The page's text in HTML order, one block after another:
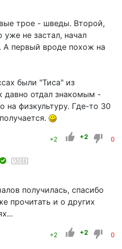
трое - шведы. Второй,
уже не застал, начал
первый вроде похож на
были "Тиса" из
давно отдал знакомым -
физкультуру. Где-то 30
+2 +2 0
13056
получилась, спасибо
прочитать и о других
+2 +2 0